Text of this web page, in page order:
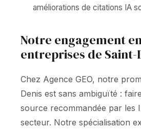
améliorations de citations IA
Notre engagement
entreprises de Saint-
Chez Agence GEO, notre
Denis est sans ambiguïté :
source recommandée par les
secteur. Notre spécialisation